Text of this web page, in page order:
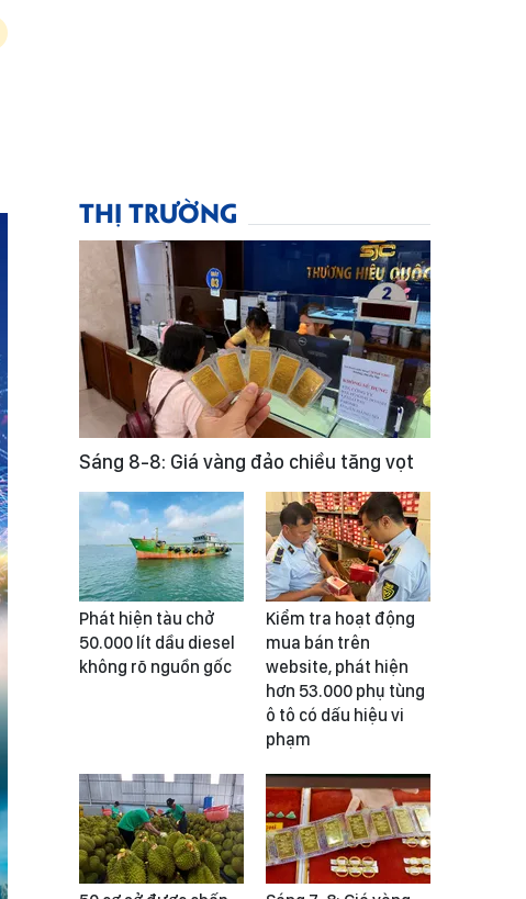
THỊ TRƯỜNG
Sáng 8-8: Giá vàng đảo chiều tăng vọt
Phát hiện tàu chở
50.000 lít dầu diesel
không rõ nguồn gốc
Kiểm tra hoạt động
mua bán trên
website, phát hiện
hơn 53.000 phụ tùng
ô tô có dấu hiệu vi
phạm